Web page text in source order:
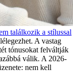
találkozik a stílussal
A vastag
tónusokat felváltják
válik. A 2026-
nem kell